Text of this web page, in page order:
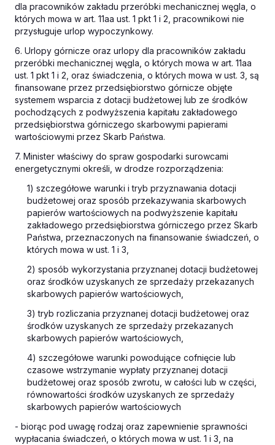
dla pracowników zakładu przeróbki mechanicznej węgla, o
których mowa w art. 11aa ust. 1 pkt 1 i 2, pracownikowi nie
przysługuje urlop wypoczynkowy.
6. Urlopy górnicze oraz urlopy dla pracowników zakładu
przeróbki mechanicznej węgla, o których mowa w art. 11aa
ust. 1 pkt 1 i 2, oraz świadczenia, o których mowa w ust. 3, są
finansowane przez przedsiębiorstwo górnicze objęte
systemem wsparcia z dotacji budżetowej lub ze środków
pochodzących z podwyższenia kapitału zakładowego
przedsiębiorstwa górniczego skarbowymi papierami
wartościowymi przez Skarb Państwa.
7. Minister właściwy do spraw gospodarki surowcami
energetycznymi określi, w drodze rozporządzenia:
1) szczegółowe warunki i tryb przyznawania dotacji
budżetowej oraz sposób przekazywania skarbowych
papierów wartościowych na podwyższenie kapitału
zakładowego przedsiębiorstwa górniczego przez Skarb
Państwa, przeznaczonych na finansowanie świadczeń, o
których mowa w ust. 1 i 3,
2) sposób wykorzystania przyznanej dotacji budżetowej
oraz środków uzyskanych ze sprzedaży przekazanych
skarbowych papierów wartościowych,
3) tryb rozliczania przyznanej dotacji budżetowej oraz
środków uzyskanych ze sprzedaży przekazanych
skarbowych papierów wartościowych,
4) szczegółowe warunki powodujące cofnięcie lub
czasowe wstrzymanie wypłaty przyznanej dotacji
budżetowej oraz sposób zwrotu, w całości lub w części,
równowartości środków uzyskanych ze sprzedaży
skarbowych papierów wartościowych
- biorąc pod uwagę rodzaj oraz zapewnienie sprawności
wypłacania świadczeń, o których mowa w ust. 1 i 3, na